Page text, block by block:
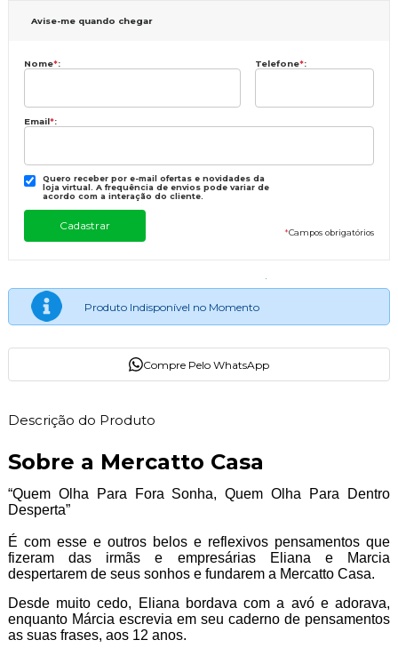
Avise-me quando chegar
Nome*: Telefone*:
Email*:
Quero receber por e-mail ofertas e novidades da
loja virtual. A frequência de envios pode variar de
acordo com a interação do cliente.
*Campos obrigatórios
Produto Indisponível no Momento
Compre Pelo WhatsApp
Descrição do Produto
Sobre a Mercatto Casa
“Quem Olha Para Fora Sonha, Quem Olha Para Dentro
Desperta”
É com esse e outros belos e reflexivos pensamentos que
fizeram das irmãs e empresárias Eliana e Marcia
despertarem de seus sonhos e fundarem a Mercatto Casa.
Desde muito cedo, Eliana bordava com a avó e adorava,
enquanto Márcia escrevia em seu caderno de pensamentos
as suas frases, aos 12 anos.